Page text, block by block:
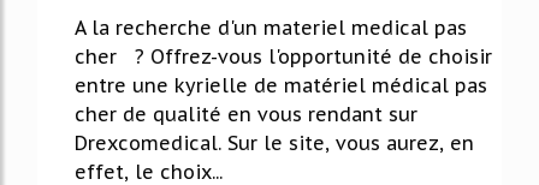
A la recherche d'un materiel medical pas
cher ? Offrez-vous l'opportunité de choisir
entre une kyrielle de matériel médical pas
cher de qualité en vous rendant sur
Drexcomedical. Sur le site, vous aurez, en
effet, le choix...